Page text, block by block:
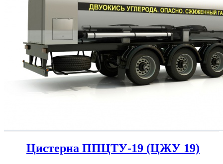
Цистерна ППЦТУ-19 (ЦЖУ 19)